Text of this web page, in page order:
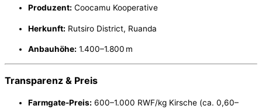
Produzent: Coocamu Kooperative
Herkunft: Rutsiro District, Ruanda
Anbauhöhe: 1.400–1.800 m
Transparenz & Preis
Farmgate-Preis: 600–1.000 RWF/kg Kirsche (ca. 0,60–